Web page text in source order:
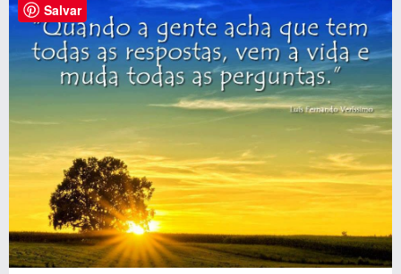
Salvar